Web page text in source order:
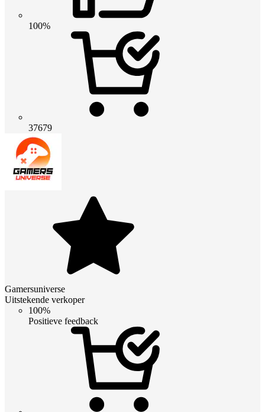
100%
37679
Gamersuniverse
Uitstekende verkoper
100%
Positieve feedback